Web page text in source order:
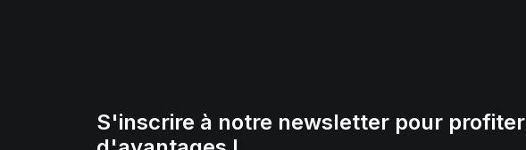
S'inscrire à notre newsletter pour profiter